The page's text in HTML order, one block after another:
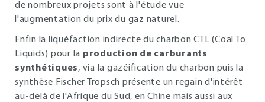
de nombreux projets sont à l'étude vue
l'augmentation du prix du gaz naturel.
Enfin la liquéfaction indirecte du charbon CTL (Coal To
Liquids) pour la production de carburants
synthétiques, via la gazéification du charbon puis la
synthèse Fischer Tropsch présente un regain d'intérêt
au-delà de l'Afrique du Sud, en Chine mais aussi aux